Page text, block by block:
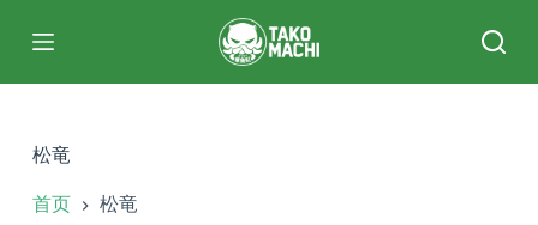
过
松竜
首页 松竜